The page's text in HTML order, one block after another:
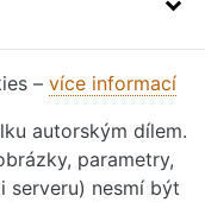
– více informací
autorským dílem.
parametry,
serveru) nesmí být